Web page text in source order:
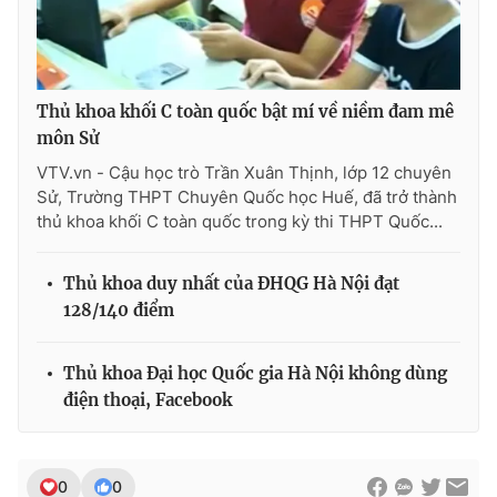
THỜI BÁO VTV
Theo dõi báo trên
Cơ quan chủ quản:Đài Truyền hình Việt Nam
Cơ quan báo chí:Thời báo VTV
cấp ngày 29/12/2023
Tổng Biên tập:Vũ Thanh Thủy
Tổng đài VTV:
024.38 355 931 - 024.38 355 932
Thủ khoa khối C toàn quốc bật mí về niềm đam mê
môn Sử
VTV.vn - Cậu học trò Trần Xuân Thịnh, lớp 12 chuyên
Sử, Trường THPT Chuyên Quốc học Huế, đã trở thành
thủ khoa khối C toàn quốc trong kỳ thi THPT Quốc...
Thủ khoa duy nhất của ĐHQG Hà Nội đạt
128/140 điểm
Thủ khoa Đại học Quốc gia Hà Nội không dùng
điện thoại, Facebook
0 0